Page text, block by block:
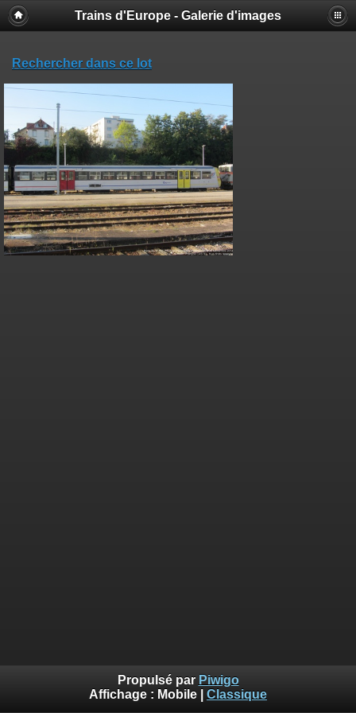
Trains d'Europe - Galerie d'images
Rechercher dans ce lot
Propulsé par Piwigo
Affichage : Mobile Classique